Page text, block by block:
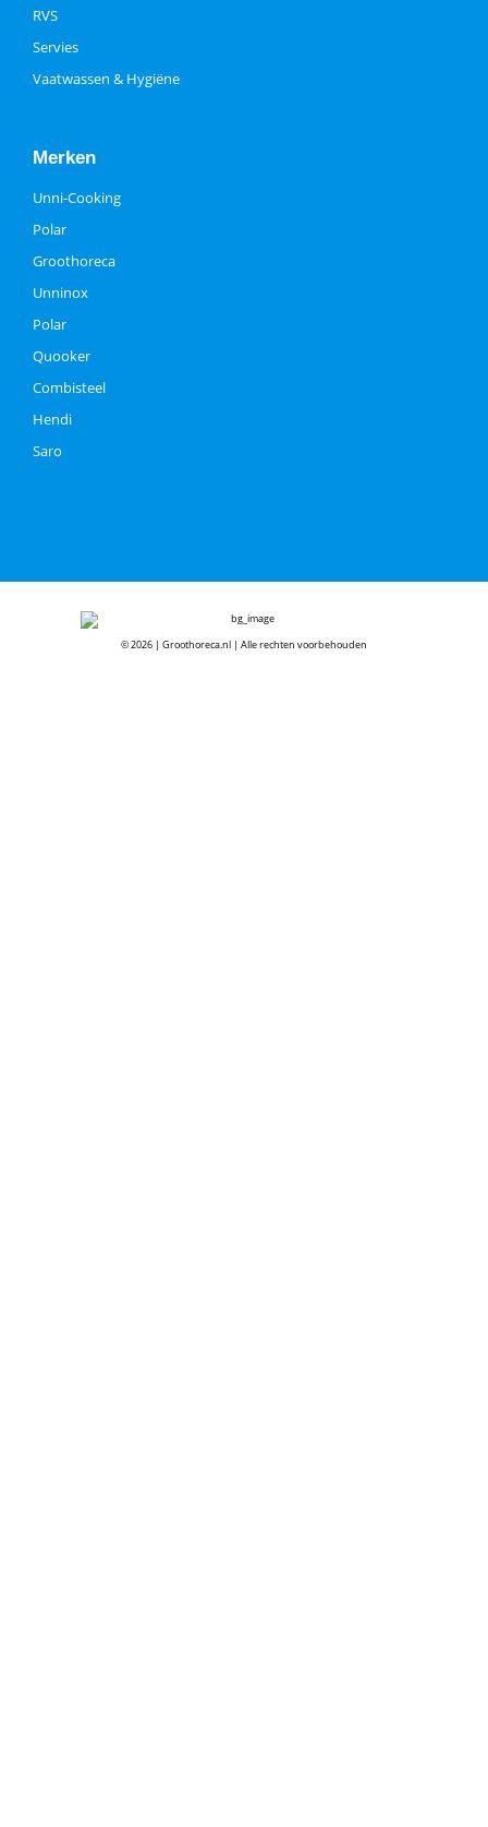
RVS
Servies
Vaatwassen & Hygiëne
Merken
Unni-Cooking
Polar
Groothoreca
Unninox
Polar
Quooker
Combisteel
Hendi
Saro
© 2026 | Groothoreca.nl | Alle rechten voorbehouden